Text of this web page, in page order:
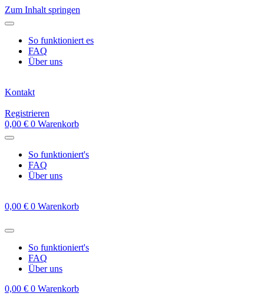
Zum Inhalt springen
So funktioniert es
FAQ
Über uns
Kontakt
Registrieren
0,00 € 0 Warenkorb
So funktioniert's
FAQ
Über uns
0,00 € 0 Warenkorb
So funktioniert's
FAQ
Über uns
0,00 € 0 Warenkorb